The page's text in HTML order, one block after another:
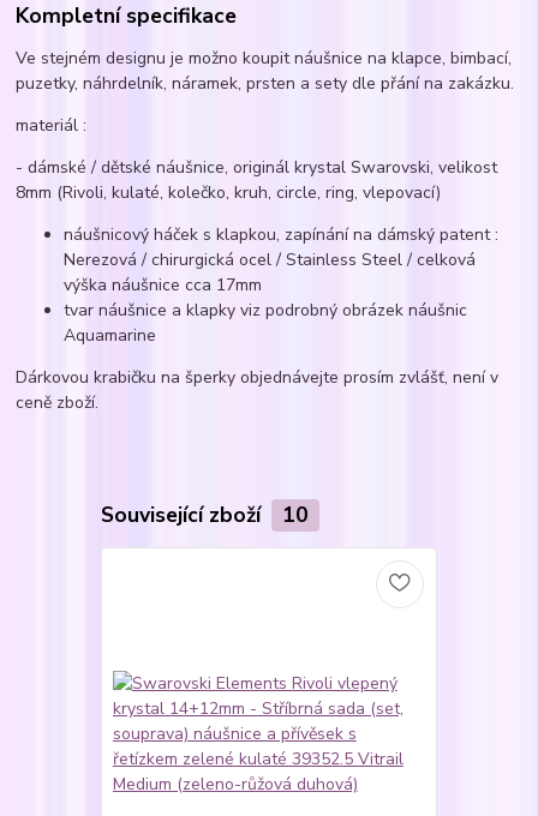
Kompletní specifikace
Ve stejném designu je možno koupit náušnice na klapce, bimbací,
puzetky, náhrdelník, náramek, prsten a sety dle přání na zakázku.
materiál :
- dámské / dětské náušnice, originál krystal Swarovski, velikost
8mm (Rivoli, kulaté, kolečko, kruh, circle, ring, vlepovací)
náušnicový háček s klapkou, zapínání na dámský patent :
Nerezová / chirurgická ocel / Stainless Steel / celková
výška náušnice cca 17mm
tvar náušnice a klapky viz podrobný obrázek náušnic
Aquamarine
Dárkovou krabičku na šperky objednávejte prosím zvlášť, není v
ceně zboží.
Související zboží 10